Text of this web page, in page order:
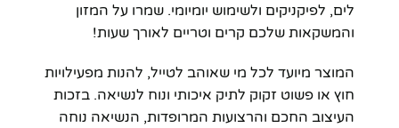
לים, לפיקניקים ולשימוש יומיומי. שמרו על המזון
והמשקאות שלכם קרים וטריים לאורך שעות!
המוצר מיועד לכל מי שאוהב לטייל, להנות מפעילויות
חוץ או פשוט זקוק לתיק איכותי ונוח לנשיאה. בזכות
העיצוב החכם והרצועות המרופדות, הנשיאה נוחה